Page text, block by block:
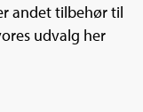
andet tilbehør til
udvalg her